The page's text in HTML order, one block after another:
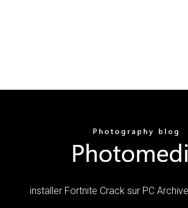
installer Fortnite Crack sur PC